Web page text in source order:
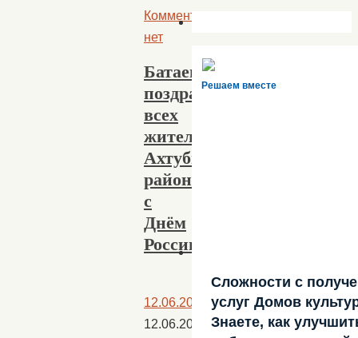
Комментариев
нет
Батаевцы
поздравляют
всех
жителей
Ахтубинского
района
с
Днём
России!
12.06.2020
12.06.2020
Решаем вместе
Сложности с
услуг Домов
Знаете, как